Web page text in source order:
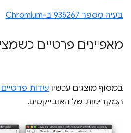
בעיה מספר 935267 ב-Chromium
מאפיינים פרטיים
במסוף מוצגים עכשיו שדות
המקדימות של האובייקטים.